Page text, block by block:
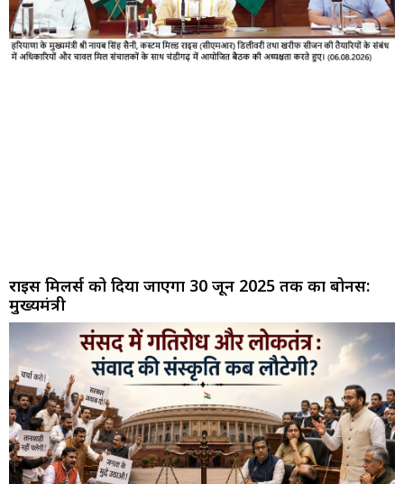
राइस मिलर्स को दिया जाएगा 30 जून 2025 तक का बोनस:
मुख्यमंत्री